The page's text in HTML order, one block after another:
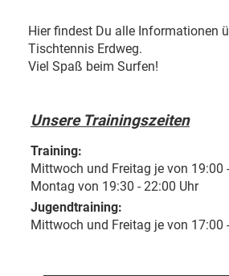
Hier findest Du alle Informationen
Tischtennis Erdweg.
Viel Spaß beim Surfen!
Unsere Trainingszeiten
Training:
Mittwoch und Freitag je von 19:00
Montag von 19:30 - 22:00 Uhr
Jugendtraining:
Mittwoch und Freitag je von 17:00